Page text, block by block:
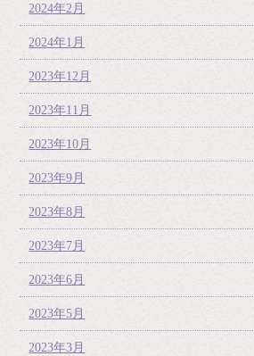
2024年2月
2024年1月
2023年12月
2023年11月
2023年10月
2023年9月
2023年8月
2023年7月
2023年6月
2023年5月
2023年3月